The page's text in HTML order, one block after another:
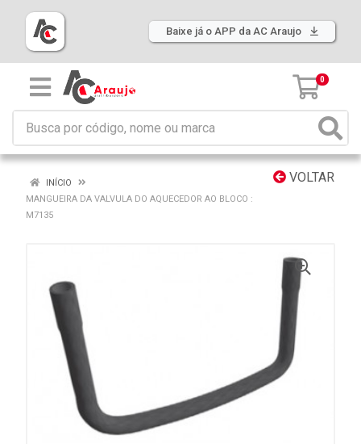
Baixe já o APP da AC Araujo
0
VOLTAR
INÍCIO
MANGUEIRA DA VALVULA DO AQUECEDOR AO BLOCO :
M7135